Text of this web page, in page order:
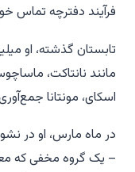
فرآیند دفترچه تماس
تابستان گذشته، او
مانند نانتاکت،
اسکای، مونتانا
در ماه مارس، او در
– یک گروه مخفی که